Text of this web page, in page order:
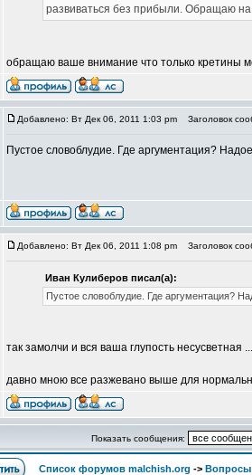
развиваться без прибыли. Обращаю
обращаю ваше внимание что только кретины
Добавлено: Вт Дек 06, 2011 1:03 pm Заголовок
Пустое словоблудие. Где аргументация?
Добавлено: Вт Дек 06, 2011 1:08 pm Заголовок
Иван Кулиберов писал(а):
Пустое словоблудие. Где аргументация?
так замолчи и вся ваша глупость несусветная
давно мною все разжевано выше для
Показать сообщения:
Список форумов malchish.org -> Вопросы